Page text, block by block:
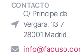
CONTACTO
C/ Príncipe de
Vergara, 13 7.
28001 Madrid